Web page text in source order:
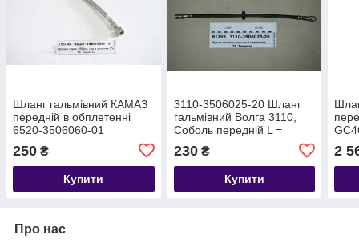
Шланг гальмівний КАМАЗ
передній в обплетенні
6520-3506060-01
250 ₴
Купити
3110-3506025-20 Шланг
гальмівний Волга 3110,
Соболь передній L =
230₴
Купити
2
Про нас